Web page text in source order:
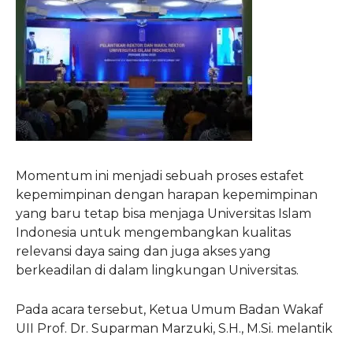
Momentum ini menjadi sebuah proses estafet
kepemimpinan dengan harapan kepemimpinan
yang baru tetap bisa menjaga Universitas Islam
Indonesia untuk mengembangkan kualitas
relevansi daya saing dan juga akses yang
berkeadilan di dalam lingkungan Universitas.
Pada acara tersebut, Ketua Umum Badan Wakaf
UII Prof. Dr. Suparman Marzuki, S.H., M.Si. melantik